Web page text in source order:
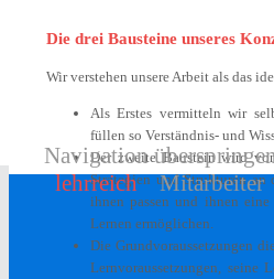
Navigation
lehrreich
Mitarbeiter
Die drei Bausteine unseres
Wir verstehen unsere Arbeit als das
Als Erstes vermitteln wir
füllen so Verständnis- und
Der zweite Baustein wird
Strategien und Strukturen
ihnen passen und ihnen eine
Lernen ermöglichen.
Die Grundvoraussetzungen
Lernvoraussetzungen, seine